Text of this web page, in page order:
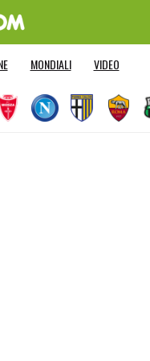
MONDIALI VIDEO